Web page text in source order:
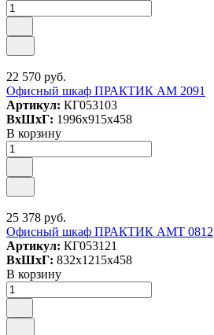
22 570 руб.
Офисный шкаф ПРАКТИК AM 2091
Артикул: КГ053103
ВxШxГ: 1996x915x458
В корзину
25 378 руб.
Офисный шкаф ПРАКТИК АМТ 0812
Артикул: КГ053121
ВxШxГ: 832x1215x458
В корзину